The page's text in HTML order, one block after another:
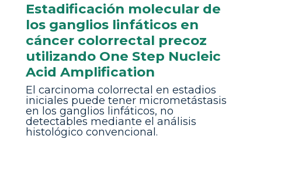
Estadificación molecular de
los ganglios linfáticos en
cáncer colorrectal precoz
utilizando One Step Nucleic
Acid Amplification
El carcinoma colorrectal en estadios
iniciales puede tener micrometástasis
en los ganglios linfáticos, no
detectables mediante el análisis
histológico convencional.